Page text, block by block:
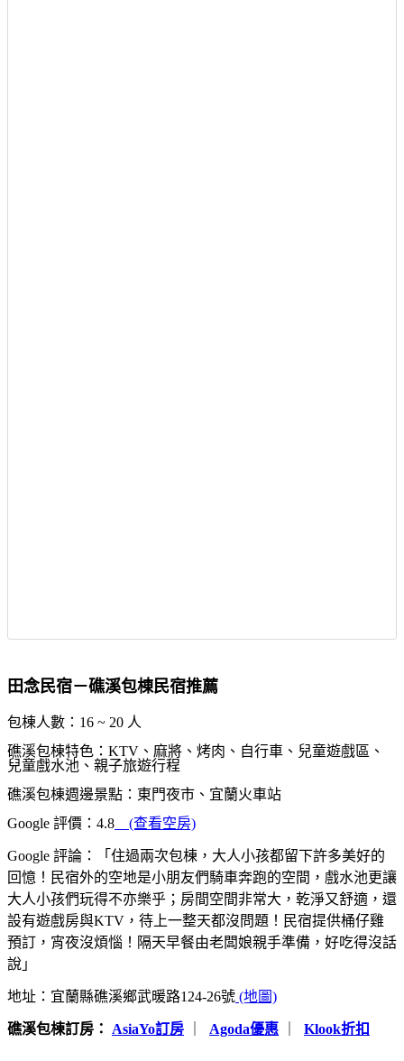
田念民宿－礁溪包棟民宿推薦
包棟人數：16 ~ 20 人
礁溪包棟特色：KTV、麻將、烤肉、自行車、兒童遊戲區、
兒童戲水池、親子旅遊行程
礁溪包棟週邊景點：東門夜市、宜蘭火車站
Google 評價：4.8 (查看空房)
Google 評論：「住過兩次包棟，大人小孩都留下許多美好的
回憶！民宿外的空地是小朋友們騎車奔跑的空間，戲水池更讓
大人小孩們玩得不亦樂乎；房間空間非常大，乾淨又舒適，還
設有遊戲房與KTV，待上一整天都沒問題！民宿提供桶仔雞
預訂，宵夜沒煩惱！隔天早餐由老闆娘親手準備，好吃得沒話
說」
地址：宜蘭縣礁溪鄉武暖路124-26號 (地圖)
礁溪包棟訂房： AsiaYo訂房 Agoda優惠 Klook折扣